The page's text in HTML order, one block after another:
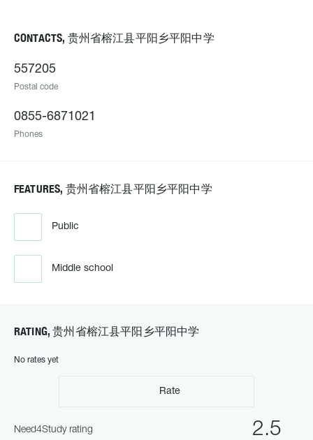
CONTACTS, 贵州省榕江县平阳乡平阳中学
557205
Postal code
0855-6871021
Phones
FEATURES, 贵州省榕江县平阳乡平阳中学
Public
Middle school
RATING, 贵州省榕江县平阳乡平阳中学
No rates yet
Rate
2.5
Need4Study rating